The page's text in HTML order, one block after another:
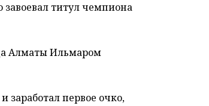
титул чемпиона
Алматы Ильмаром
заработал первое очко,